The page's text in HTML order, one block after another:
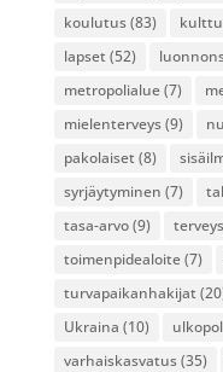
koulutus(83)
lapset (52)
metropolialue(7)
mielenterveys(9)
pakolaiset (8)
syrjäytyminen (7)
tasa-arvo(9) terveys
toimenpidealoite(7)
turvapaikanhakijat
Ukraina (10)
varhaiskasvatus(35)